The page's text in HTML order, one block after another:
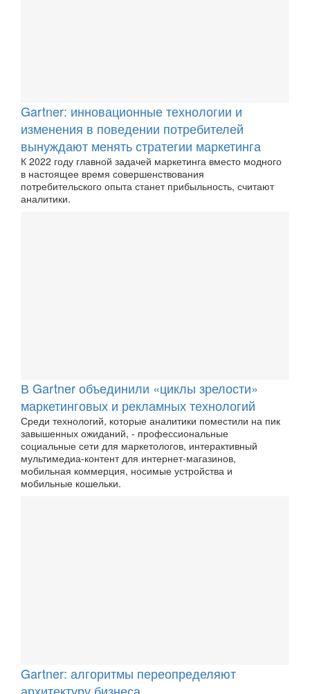
Gartner: инновационные технологии и
изменения в поведении потребителей
вынуждают менять стратегии маркетинга
К 2022 году главной задачей маркетинга вместо модного
в настоящее время совершенствования
потребительского опыта станет прибыльность, считают
аналитики.
В Gartner объединили «циклы зрелости»
маркетинговых и рекламных технологий
Среди технологий, которые аналитики поместили на пик
завышенных ожиданий, - профессиональные
социальные сети для маркетологов, интерактивный
мультимедиа-контент для интернет-магазинов,
мобильная коммерция, носимые устройства и
мобильные кошельки.
Gartner: алгоритмы переопределяют
архитектуру бизнеса